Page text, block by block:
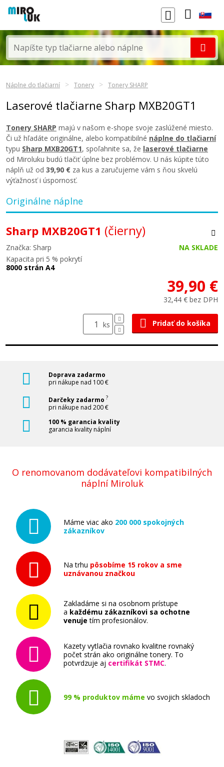
Náplne do tlačiarní Tonery Tonery SHARP
Laserové tlačiarne Sharp MXB20GT1
Tonery SHARP majú v našom e-shope svoje zaslúžené miesto.
Či už hľadáte originálne, alebo kompatibilné náplne do tlačiarní
typu Sharp MXB20GT1, spoľahnite sa, že laserové tlačiarne
od Miroluku budú tlačiť úplne bez problémov. U nás kúpite túto
náplň už od 39,90 € za kus a zaručujeme vám s ňou skvelú
výťažnosť i úspornosť.
Originálne náplne
Sharp MXB20GT1 (čierny)
Značka: Sharp
NA SKLADE
Kapacita pri 5 % pokrytí
8000 strán A4
39,90 €
32,44 € bez DPH
ks Pridať do košíka
Doprava zadarmo
pri nákupe nad 100 €
Darčeky zadarmo ?
pri nákupe nad 200 €
100 % garancia kvality
garancia kvality náplní
O renomovanom dodávateľovi kompatibilných
náplní Miroluk
Máme viac ako 200 000 spokojných
zákazníkov
Na trhu pôsobíme 15 rokov a sme
uznávanou značkou
Zakladáme si na osobnom prístupe
a každému zákazníkovi sa ochotne
venuje tím profesionálov.
Kazety vytlačia rovnako kvalitne rovnaký
počet strán ako originálne tonery. To
potvrdzuje aj certifikát STMC.
99 % produktov máme vo svojich skladoch